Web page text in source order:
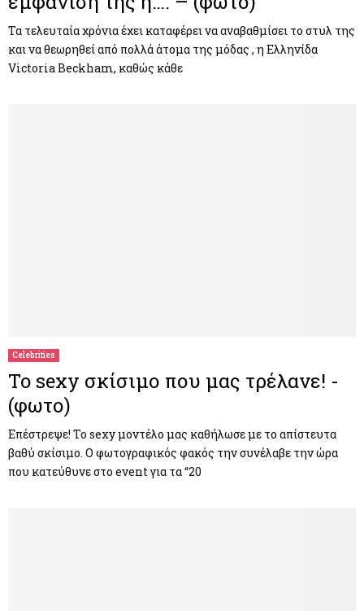
Τα τελευταία χρόνια έχει καταφέρει να αναβαθμίσει το στυλ της
και να θεωρηθεί από πολλά άτομα της μόδας , η Ελληνίδα
Victoria Beckham, καθώς κάθε
Celebrities
To sexy σκίσιμο που μας τρέλανε! -
(φωτο)
Επέστρεψε! Το sexy μοντέλο μας καθήλωσε με το απίστευτα
βαθύ σκίσιμο. Ο φωτογραφικός φακός την συνέλαβε την ώρα
που κατεύθυνε στο event για τα “20